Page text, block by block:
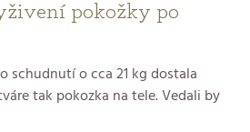
pokožky po
schudnutí o cca 21 kg dostala
tak pokozka na tele. Vedali by